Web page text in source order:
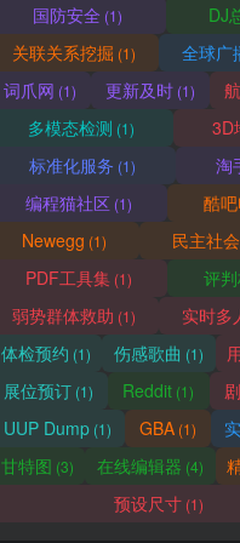
国防安全 (1) DJ
关联关系挖掘 (1) 全球广
词爪网 (1) 更新及时 (1)
多模态检测 (1) 3D
标准化服务 (1) 淘
编程猫社区(1) 酷
Newegg (1) 民主社
PDF工具集(1) 评
弱势群体救助 (1) 实时多
体检预约 (1) 伤感歌曲 (1)
展位预订 (1) Reddit (1)
UUP Dump(1) GBA(1)
甘特图 (3) 在线编辑器 (4)
预设尺寸 (1)